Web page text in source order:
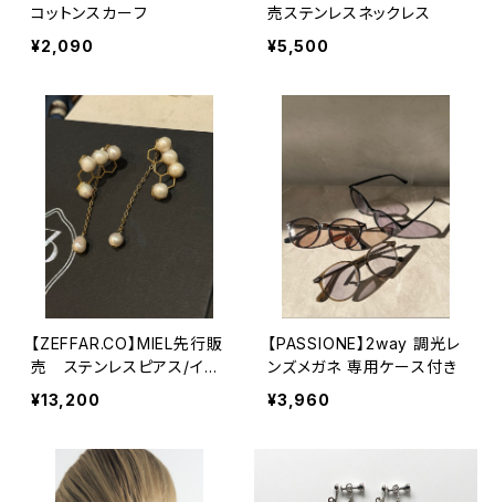
コットンスカーフ
¥2,090
売ステンレスネックレス
¥5,500
【ZEFFAR.CO】MIEL先行販
売 ステンレスピアス/イヤ
リング
¥13,200
【PASSIONE】2way 調光レ
ンズメガネ 専用ケース付き
¥3,960